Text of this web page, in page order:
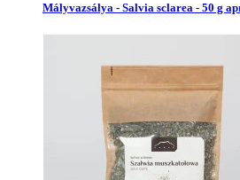
Mályvazsálya - Salvia sclarea - 50 g